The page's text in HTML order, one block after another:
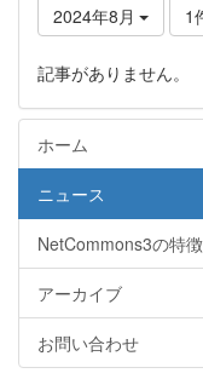
2024年8月 1
記事がありません。
ホーム
ニュース
NetCommons3の特徴
アーカイブ
お問い合わせ